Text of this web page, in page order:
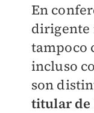
En
dirigente
tampoco
incluso
son
titular de